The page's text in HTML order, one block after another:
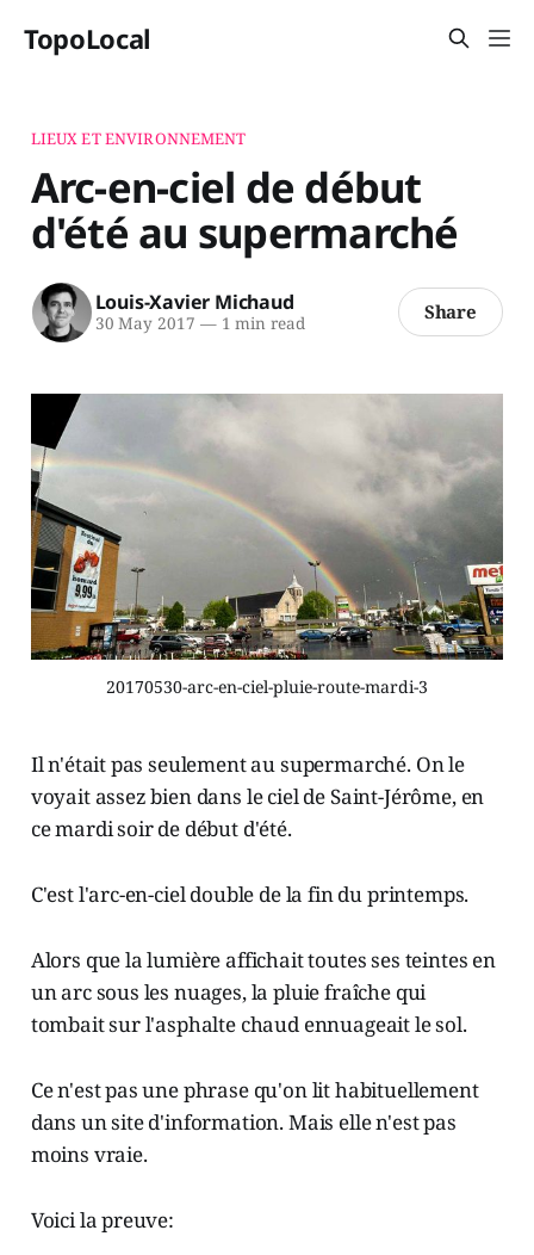
TopoLocal
LIEUX ET ENVIRONNEMENT
Arc-en-ciel de début
d'été au supermarché
Louis-Xavier Michaud
30 May 2017 —1 min read Share
20170530-arc-en-ciel-pluie-route-mardi-3
Il n'était pas seulement au supermarché. On le
voyait assez bien dans le ciel de Saint-Jérôme, en
ce mardi soir de début d'été.
C'est l'arc-en-ciel double de la fin du printemps.
Alors que la lumière affichait toutes ses teintes en
un arc sous les nuages, la pluie fraîche qui
tombait sur l'asphalte chaud ennuageait le sol.
Ce n'est pas une phrase qu'on lit habituellement
dans un site d'information. Mais elle n'est pas
moins vraie.
Voici la preuve: